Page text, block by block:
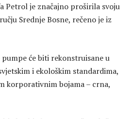
Petrol je značajno proširila svoju
Srednje Bosne, rečeno je iz
će biti rekonstruisane u
i ekološkim standardima,
korporativnim bojama – crna,